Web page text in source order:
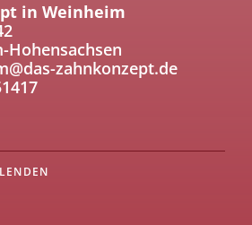
in Weinheim
Hohensachsen
zahnkonzept.de